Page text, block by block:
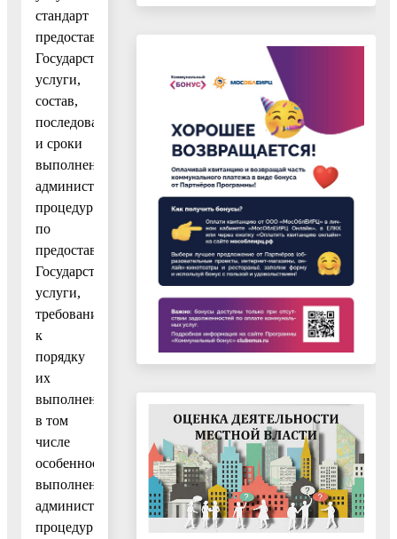
стандарт
предоставления
Государственной
услуги,
состав,
последовательность
и сроки
выполнения
административных
процедур
по
предоставлению
Государственной
услуги,
требования
к
порядку
их
выполнения,
в том
числе
особенности
выполнения
административных
процедур